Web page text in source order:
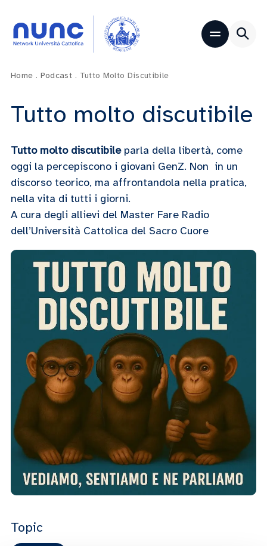
Home . Podcast . Tutto Molto Discutibile
Tutto molto discutibile
Tutto molto discutibileparla della libertà, come
oggi la percepiscono i giovani GenZ. Non in un
discorso teorico, ma affrontandola nella pratica,
nella vita di tutti i giorni.
A cura degli allievi del Master Fare Radio
dell’Università Cattolica del Sacro Cuore
Topic